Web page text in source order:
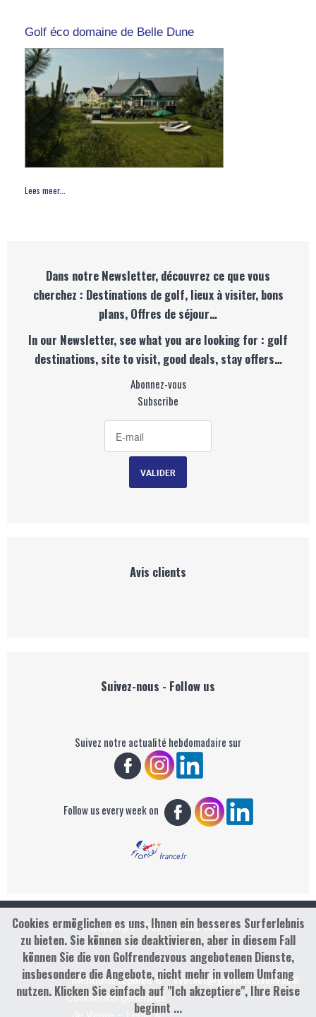
Golf éco domaine de Belle Dune
Lees meer...
Dans notre Newsletter, découvrez ce que vous
cherchez : Destinations de golf, lieux à visiter, bons
plans, Offres de séjour…
In our Newsletter, see what you are looking for : golf
destinations, site to visit, good deals, stay offers…
Abonnez-vous
Subscribe
Avis clients
Suivez-nous - Follow us
Suivez notre actualité hebdomadaire sur
Follow us every week on
Copyright : Golf Rendez-vous
Mentions légales &
Conditions générales
contact@golfrendezvous.com
Cookies ermöglichen es uns, Ihnen ein besseres Surferlebnis
zu bieten. Sie können sie deaktivieren, aber in diesem Fall
können Sie die von Golfrendezvous angebotenen Dienste,
insbesondere die Angebote, nicht mehr in vollem Umfang
nutzen. Klicken Sie einfach auf "Ich akzeptiere", Ihre Reise
beginnt ...